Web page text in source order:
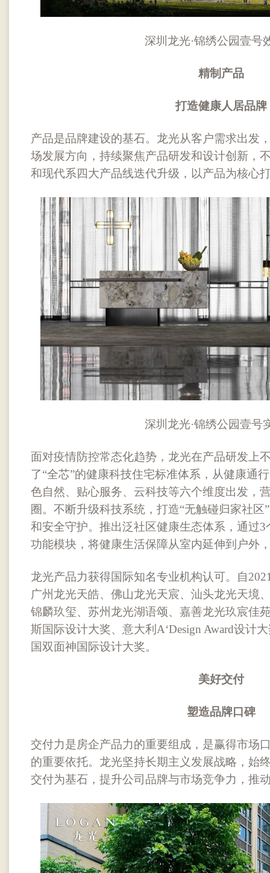
深圳龙光·锦绣公园壹号
精制产品
打造健康人居品牌
产品是品牌建设的基石。龙光从客户需求出发
场发展方向，持续聚焦产品研发和设计创新，
和现代系四大产品线迭代升级，以产品为核心
深圳龙光·锦绣公园壹号
面对疫情防控常态化趋势，龙光在产品研发上
了“全芯”的健康科技住宅标准体系，从健康通
色自然、贴心服务、云科技等六个维度出发，
圈。不断升级科技系统，打造“无触碰归家社
和安全守护。推出泛社区健康生态体系，通过
功能模块，将健康生活保障从室内延伸到户外
龙光产品力获得国际知名专业机构认可。自
广州龙光天皓、佛山龙光天宸、汕头龙光天境
锦麟玖玺、苏州龙光湖语颂、嘉善龙光玖宸佳
斯国际设计大奖、意大利A‘Design Award设计
国双面神国际设计大奖。
美好交付
塑造品牌口碑
交付力是房企产品力的重要组成，是赢得市场
的重要依托。龙光坚持长期主义发展战略，始
交付为基石，提升公司品牌与市场竞争力，推